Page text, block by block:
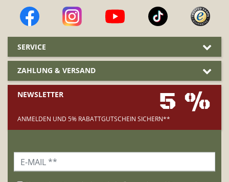
SERVICE
ZAHLUNG & VERSAND
NEWSLETTER 5 %
ANMELDEN UND 5% RABATTGUTSCHEIN SICHERN**